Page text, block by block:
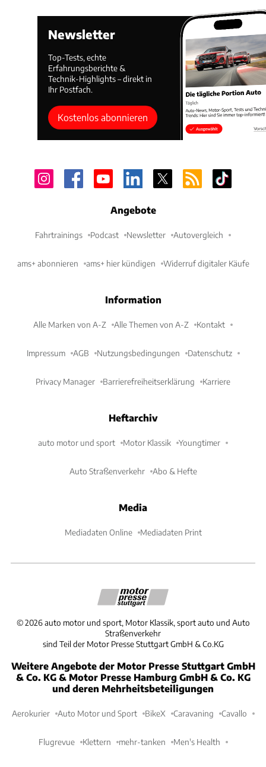
Newsletter
Top-Tests, echte
Erfahrungsberichte &
Technik-Highlights – direkt in
Ihr Postfach.
Kostenlos abonnieren
Angebote
Fahrtrainings Podcast Newsletter Autovergleich
ams+ abonnieren ams+ hier kündigen Widerruf digitaler Käufe
Information
Alle Marken von A-Z Alle Themen von A-Z Kontakt
Impressum AGB Nutzungsbedingungen Datenschutz
Privacy Manager Barrierefreiheitserklärung Karriere
Heftarchiv
auto motor und sport Motor Klassik Youngtimer
Auto Straßenverkehr Abo & Hefte
Media
Mediadaten Online Mediadaten Print
©2026 auto motor und sport, Motor Klassik, sport auto und Auto
Straßenverkehr
sind Teil der Motor Presse Stuttgart GmbH & Co.KG
Weitere Angebote der Motor Presse Stuttgart GmbH
& Co. KG & Motor Presse Hamburg GmbH & Co. KG
und deren Mehrheitsbeteiligungen
Aerokurier Auto Motor und Sport BikeX Caravaning Cavallo
Flugrevue Klettern mehr-tanken Men's Health